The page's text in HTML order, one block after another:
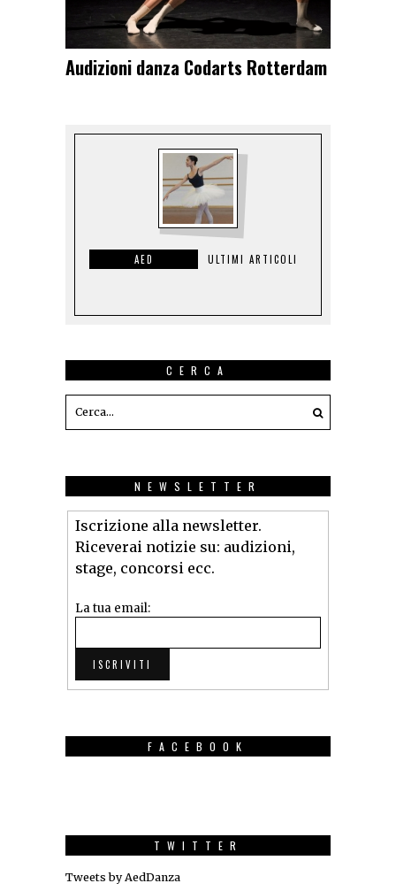
Audizioni danza Codarts Rotterdam
AED ULTIMI ARTICOLI
CERCA
NEWSLETTER
Iscrizione alla newsletter.
Riceverai notizie su: audizioni,
stage, concorsi ecc.
La tua email:
FACEBOOK
TWITTER
Tweets by AedDanza